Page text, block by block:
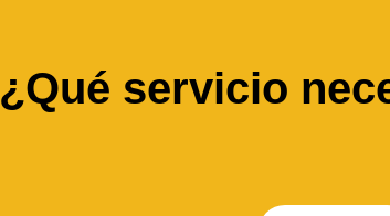
¿Qué servicio